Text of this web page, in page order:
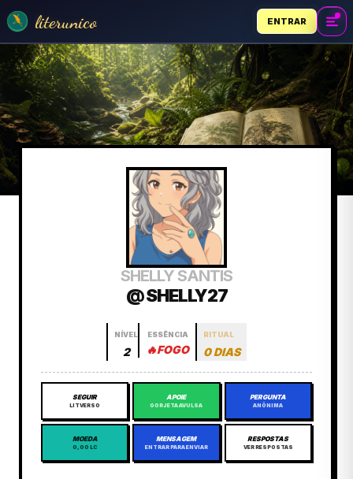
literunico ENTRAR
SHELLY SANTIS
@ SHELLY27
NÍVEL
2
ESSÊNCIA
🔥FOGO
RITUAL
0 DIAS
SEGUIR
LITVERSO
APOIE
GORJETA AVULSA
PERGUNTA
ANÔNIMA
MOEDA
0,00 LC
MENSAGEM
ENTRAR PARA ENVIAR
RESPOSTAS
VER RESPOSTAS